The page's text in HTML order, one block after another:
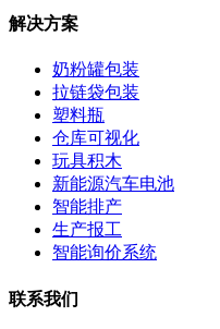
解决方案
奶粉罐包装
拉链袋包装
塑料瓶
仓库可视化
玩具积木
新能源汽车电池
智能排产
生产报工
智能询价系统
联系我们